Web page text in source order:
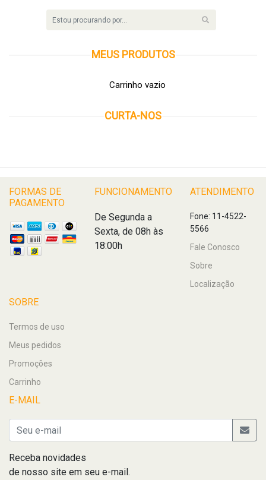
MEUS PRODUTOS
Carrinho vazio
CURTA-NOS
FORMAS DE
PAGAMENTO
FUNCIONAMENTO
De Segunda a
Sexta, de 08h às
18:00h
ATENDIMENTO
Fone: 11-4522-
5566
Fale Conosco
Sobre
Localização
SOBRE
Termos de uso
Meus pedidos
Promoções
Carrinho
E-MAIL
Receba novidades
de nosso site em seu e-mail.